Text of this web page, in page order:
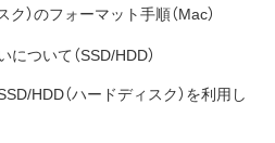
）のフォーマット手順（Mac）
ついて（SSD/HDD）
HDD（ハードディスク）を利用し